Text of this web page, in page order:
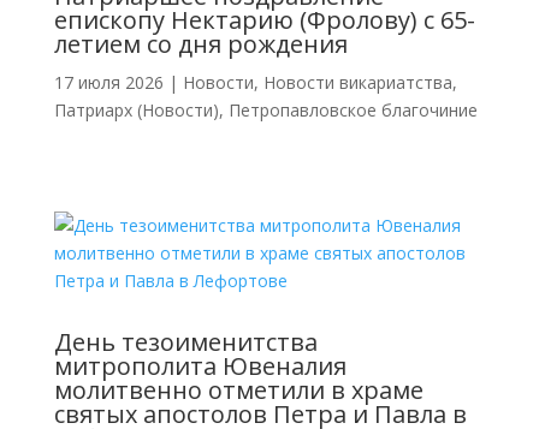
епископу Нектарию (Фролову) с 65-
летием со дня рождения
17 июля 2026 | Новости, Новости викариатства,
Патриарх (Новости), Петропавловское благочиние
День тезоименитства
митрополита Ювеналия
молитвенно отметили в храме
святых апостолов Петра и Павла в